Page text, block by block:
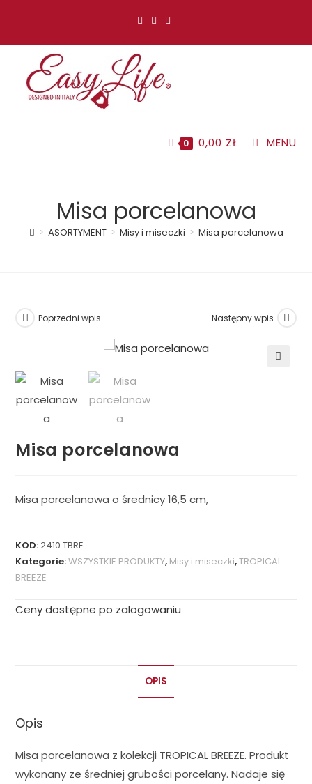
0 0,00 ZŁ MENU
Misa porcelanowa
> ASORTYMENT > Misy i miseczki > Misa porcelanowa
Poprzedni wpis Następny wpis
Misa porcelanowa
Misa porcelanowa o średnicy 16,5 cm,
KOD:2410 TBRE
Kategorie:WSZYSTKIE PRODUKTY, Misy i miseczki,TROPICAL
BREEZE
Ceny dostępne po zalogowaniu
OPIS
Opis
Misa porcelanowa z kolekcji TROPICAL BREEZE. Produkt
wykonany ze średniej grubości porcelany. Nadaje się